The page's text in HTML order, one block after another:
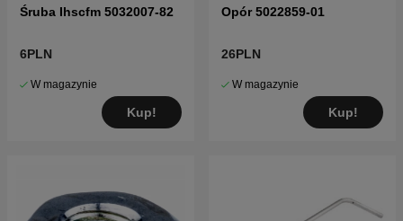
Śruba Ihscfm 5032007-82
6PLN
W magazynie
Kup!
Opór 5022859-01
26PLN
W magazynie
Kup!